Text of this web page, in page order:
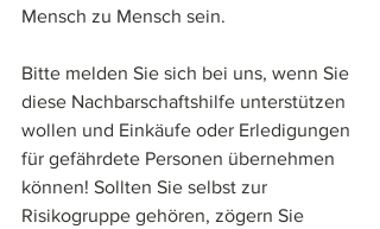
Mensch zu Mensch sein.
Bitte melden Sie sich bei uns, wenn Sie
diese Nachbarschaftshilfe unterstützen
wollen und Einkäufe oder Erledigungen
für gefährdete Personen übernehmen
können! Sollten Sie selbst zur
Risikogruppe gehören, zögern Sie